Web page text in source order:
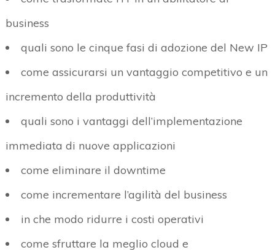
business
quali sono le cinque fasi di adozione del New IP
come assicurarsi un vantaggio competitivo e un
incremento della produttività
quali sono i vantaggi dell’implementazione
immediata di nuove applicazioni
come eliminare il downtime
come incrementare l’agilità del business
in che modo ridurre i costi operativi
come sfruttare la meglio cloud e